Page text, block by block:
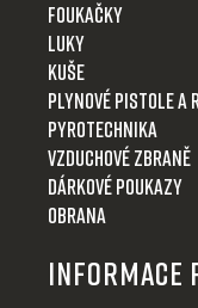
Foukačky
Luky
Kuše
Plynové pistole a
Pyrotechnika
Vzduchové zbraně
Dárkové poukazy
Obrana
Informace